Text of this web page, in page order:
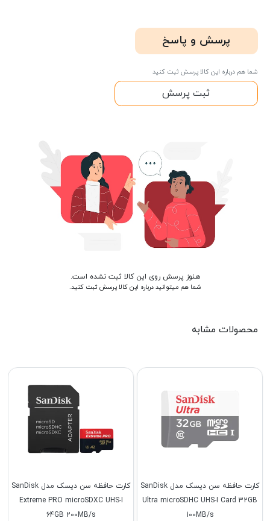
پرسش و پاسخ
شما هم درباره این کالا پرسش ثبت کنید
ثبت پرسش
هنوز پرسش روی این کالا ثبت نشده است.
شما هم میتوانید درباره این کالا پرسش ثبت کنید.
محصولات مشابه
کارت حافظه سن دیسک مدل SanDisk
Extreme PRO microSDXC UHS-I
64GB 200MB/s
کارت حافظه سن دیسک مدل SanDisk
Ultra microSDHC UHS-I Card 32GB
100MB/s